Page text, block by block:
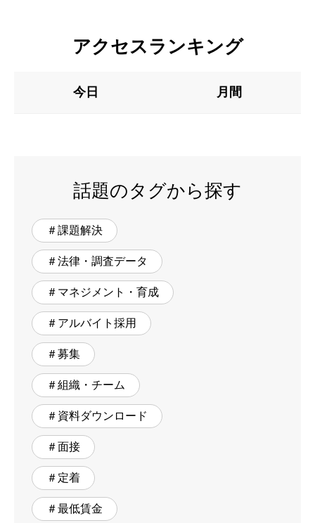
アクセスランキング
今日 月間
話題のタグから探す
＃課題解決
＃法律・調査データ
＃マネジメント・育成
＃アルバイト採用
＃募集
＃組織・チーム
＃資料ダウンロード
＃面接
＃定着
＃最低賃金